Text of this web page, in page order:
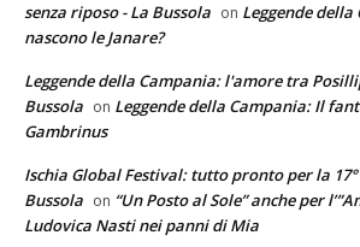
senza riposo - La Bussola on Leggende
nascono le Janare?
Leggende della Campania: l'amore tra
Bussola on Leggende della Campania: Il
Gambrinus
Ischia Global Festival: tutto pronto per la 17°
Bussola on “Un Posto al Sole” anche per
Ludovica Nasti nei panni di Mia